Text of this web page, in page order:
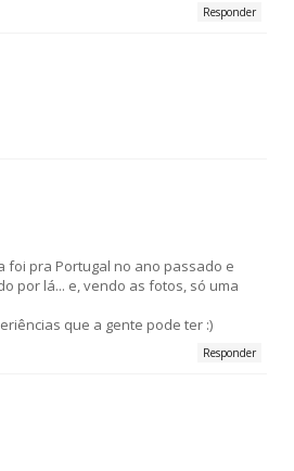
Responder
foi pra Portugal no ano passado e
por lá... e, vendo as fotos, só uma
que a gente pode ter :)
Responder